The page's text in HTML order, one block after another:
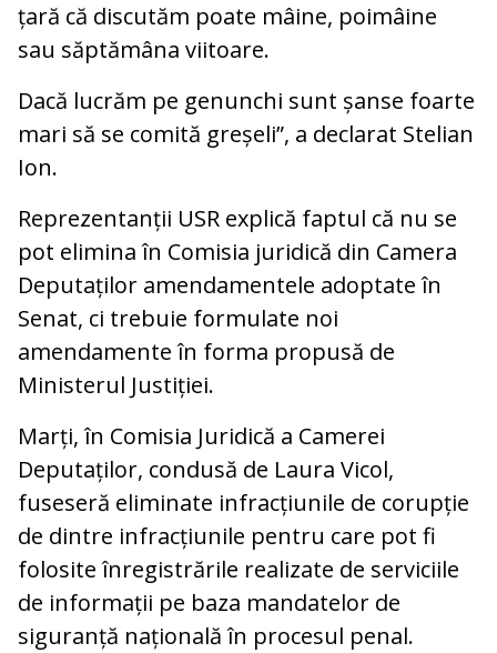
țară că discutăm poate mâine, poimâine
sau săptămâna viitoare.
Dacă lucrăm pe genunchi sunt șanse foarte
mari să se comită greșeli”, a declarat Stelian
Ion.
Reprezentanții USR explică faptul că nu se
pot elimina în Comisia juridică din Camera
Deputaților amendamentele adoptate în
Senat, ci trebuie formulate noi
amendamente în forma propusă de
Ministerul Justiției.
Marți, în Comisia Juridică a Camerei
Deputaților, condusă de Laura Vicol,
fuseseră eliminate infracțiunile de corupție
de dintre infracțiunile pentru care pot fi
folosite înregistrările realizate de serviciile
de informații pe baza mandatelor de
siguranță națională în procesul penal.